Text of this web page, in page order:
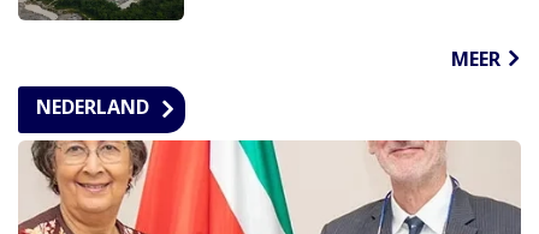
MEER
NEDERLAND